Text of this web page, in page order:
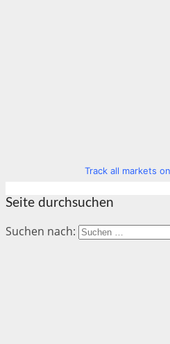
Track all markets
Seite durchsuchen
Suchen nach: